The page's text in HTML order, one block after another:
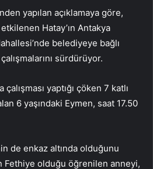
yapılan açıklamaya göre,
Hatay’ın Antakya
belediyeye bağlı
sürdürüyor.
yaptığı çöken 7 katlı
6 yaşındaki Eymen, saat 17.50
de enkaz altında olduğunu
Fethiye olduğu öğrenilen anneyi,